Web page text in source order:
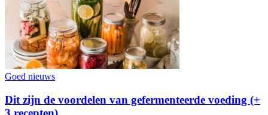
Goed nieuws
Dit zijn de voordelen van gefermenteerde voeding (+